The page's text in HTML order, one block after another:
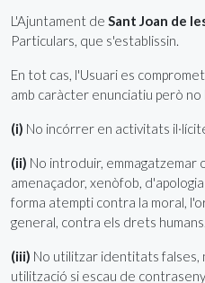
L'Ajuntament de Sant Joan de
Particulars, que s'establissin.
En tot cas, l'Usuari es
amb caràcter enunciatiu però no
(i) No incórrer en activitats
(ii) No introduir, emmagatzemar
amenaçador, xenòfob,
forma atempti contra la moral,
general, contra els drets humans.
(iii) No utilitzar identitats falses,
utilització si escau de